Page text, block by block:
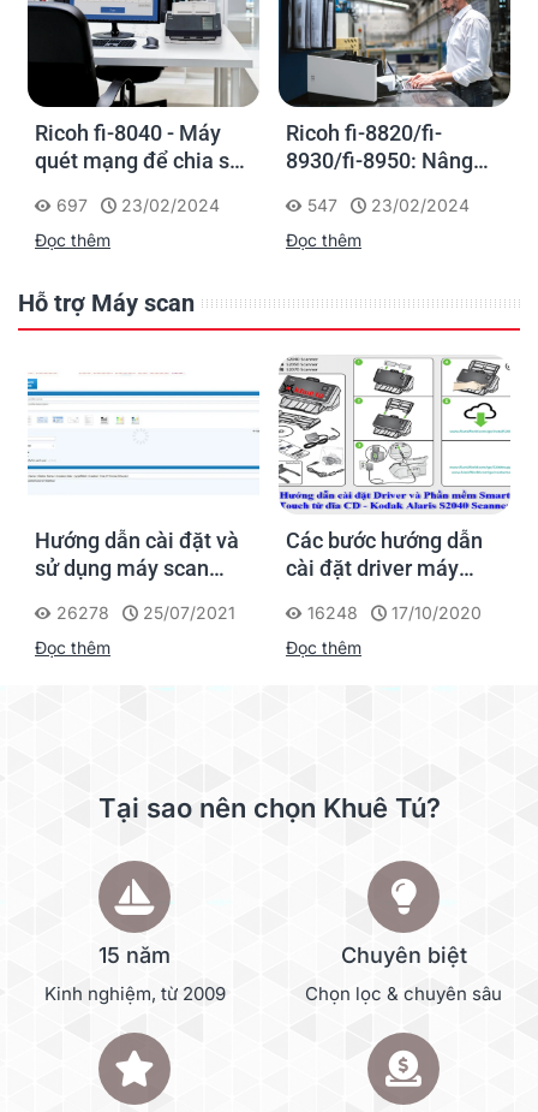
Ricoh fi-8040 - Máy
quét mạng để chia sẻ
697
23/02/2024
Đọc thêm
Ricoh fi-8820/fi-
8930/fi-8950: Nâng
với dòng máy quét
siêu nhanh để đảm
tập trung
547
23/02/2024
Đọc thêm
Hỗ trợ Máy scan
Hướng dẫn cài đặt và
sử dụng máy scan
26278
25/07/2021
Đọc thêm
Các bước hướng dẫn
cài đặt driver máy
Scanner
16248
17/10/2020
Đọc thêm
Tại sao nên chọn Khuê Tú?
15 năm
Kinh nghiệm, từ 2009
Chuyên biệt
Chọn lọc & chuyên sâu